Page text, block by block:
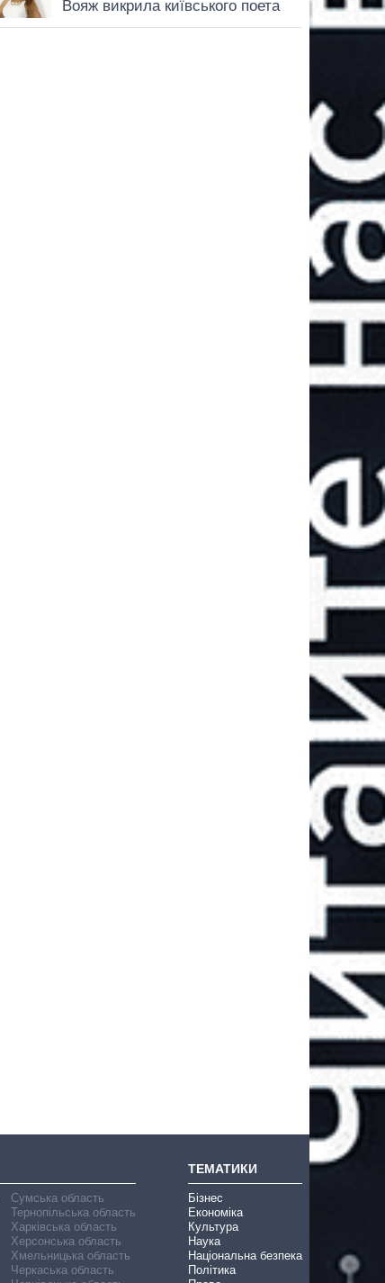
Сумська область
Тернопільська область
Харківська область
Херсонська область
Хмельницька область
Черкаська область
ТЕМАТИКИ
Бізнес
Економіка
Культура
Наука
Національна безпека
Політика